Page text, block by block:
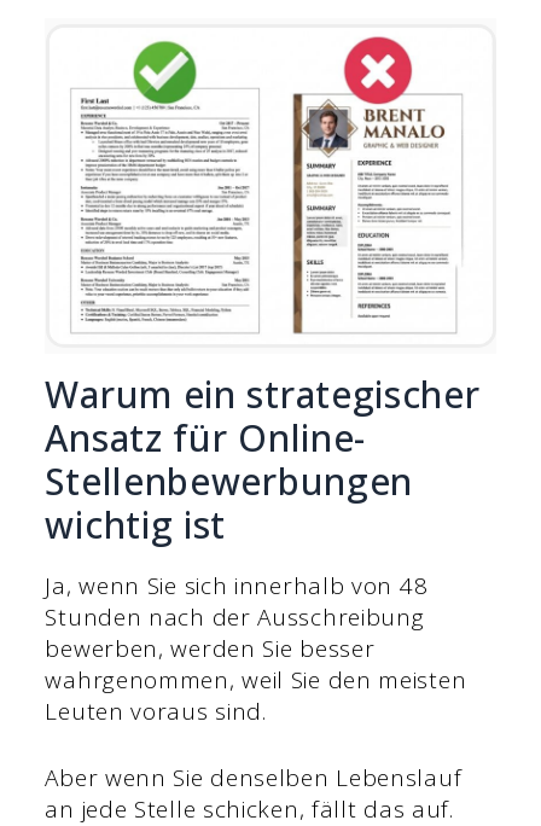
Warum ein strategischer
Ansatz für Online-
Stellenbewerbungen
wichtig ist
Ja, wenn Sie sich innerhalb von 48
Stunden nach der Ausschreibung
bewerben, werden Sie besser
wahrgenommen, weil Sie den meisten
Leuten voraus sind.
Aber wenn Sie denselben Lebenslauf
an jede Stelle schicken, fällt das auf.